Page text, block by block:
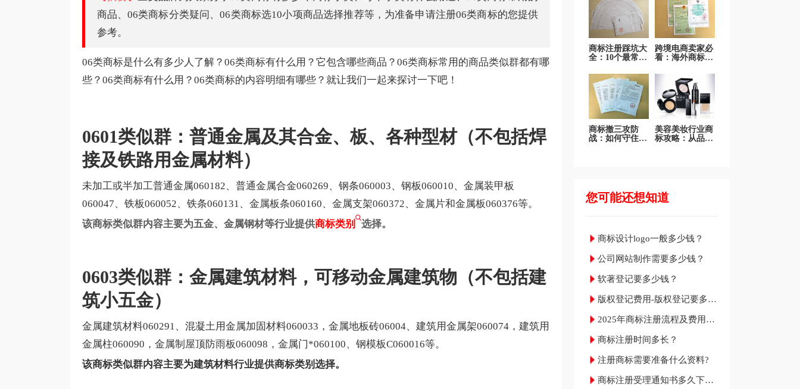
商品、06类商标分类疑问、06类商标选10小项商品选择推荐等，为准备申请注册06类商标的您提供
参考。
06类商标是什么有多少人了解？06类商标有什么用？它包含哪些商品？06类商标常用的商品类似群都有哪
些？06类商标有什么用？06类商标的内容明细有哪些？就让我们一起来探讨一下吧！
0601类似群：普通金属及其合金、板、各种型材（不包括焊
接及铁路用金属材料）
未加工或半加工普通金属060182、普通金属合金060269、钢条060003、钢板060010、金属装甲板
060047、铁板060052、铁条060131、金属板条060160、金属支架060372、金属片和金属板060376等。
该商标类似群内容主要为五金、金属钢材等行业提供商标类别 选择。
0603类似群：金属建筑材料，可移动金属建筑物（不包括建
筑小五金）
金属建筑材料060291、混凝土用金属加固材料060033，金属地板砖06004、建筑用金属架060074，建筑用
金属柱060090，金属制屋顶防雨板060098，金属门*060100、钢模板C060016等。
该商标类似群内容主要为建筑材料行业提供商标类别选择。
商标注册踩坑大
全：10个最常见
跨境电商卖家必
看：海外商标注
局
商标撤三攻防
战：如何守住在
美容美妆行业商
标攻略：从品牌
您可能还想知道
商标设计logo一般多少钱？
公司网站制作需要多少钱？
软著登记要多少钱？
版权登记费用-版权登记要多少
2025年商标注册流程及费用材
商标注册时间多长？
注册商标需要准备什么资料?
商标注册受理通知书多久下